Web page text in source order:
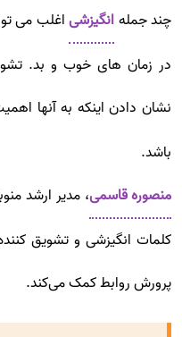
چند جملهانگیزشیاغلب می
در زمان های خوب و بد.
نشان دادن اینکه به آنها
باشد.
منصوره قاسمی، مدیر ارشد
کلمات انگیزشی و تشویق
پرورش روابط کمک می‌کند.